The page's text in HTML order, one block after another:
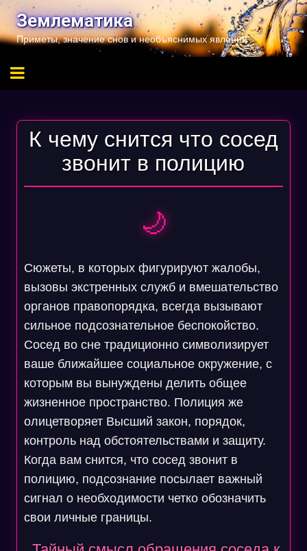
Перейти
содержимому
Землематика
Приметы, значение снов и необъяснимых явлений
К чему снится что сосед
звонит в полицию
🌙
Сюжеты, в которых фигурируют жалобы,
вызовы экстренных служб и вмешательство
органов правопорядка, всегда вызывают
сильное подсознательное беспокойство.
Сосед во сне традиционно символизирует
ваше ближайшее социальное окружение, с
которым вы вынуждены делить общее
жизненное пространство. Полиция же
олицетворяет Высший закон, порядок,
контроль над обстоятельствами и защиту.
Когда вам снится, что сосед звонит в
полицию, подсознание посылает важный
сигнал о необходимости четко обозначить
свои личные границы.